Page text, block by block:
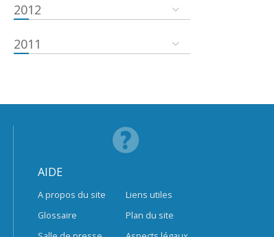
2012
2011
AIDE
A propos du site
Glossaire
Liens utiles
Plan du site